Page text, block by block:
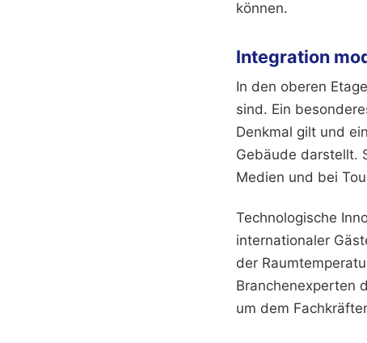
können.
Integration
In den oberen
sind. Ein
Denkmal gilt und
Gebäude darstellt.
Medien und bei
Technologische
internationaler
der
Branchenexperten
um dem